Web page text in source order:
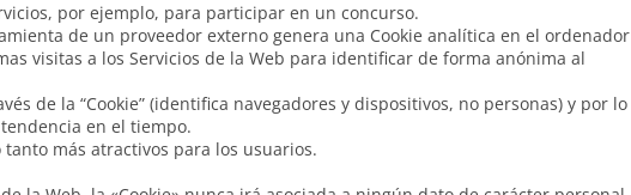
por ejemplo, para participar en un concurso.
de un proveedor externo genera una Cookie analítica en el ordenador
visitas a los Servicios de la Web para identificar de forma anónima al
de la “Cookie” (identifica navegadores y dispositivos, no personas) y por lo
en el tiempo.
más atractivos para los usuarios.